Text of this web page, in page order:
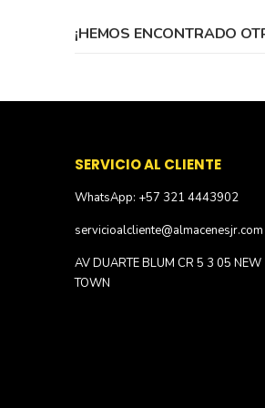
¡HEMOS ENCONTRADO
SERVICIO AL CLIENTE
WhatsApp: +57 321 4443902
servicioalcliente@almacenesjr.com
AV DUARTE BLUM CR 5 3 05 NEW
TOWN